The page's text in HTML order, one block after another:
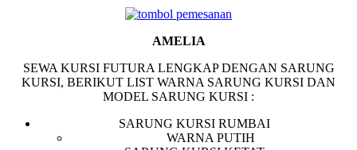
AMELIA
SEWA KURSI FUTURA LENGKAP DENGAN SARUNG
KURSI, BERIKUT LIST WARNA SARUNG KURSI DAN
MODEL SARUNG KURSI :
SARUNG KURSI RUMBAI
WARNA PUTIH